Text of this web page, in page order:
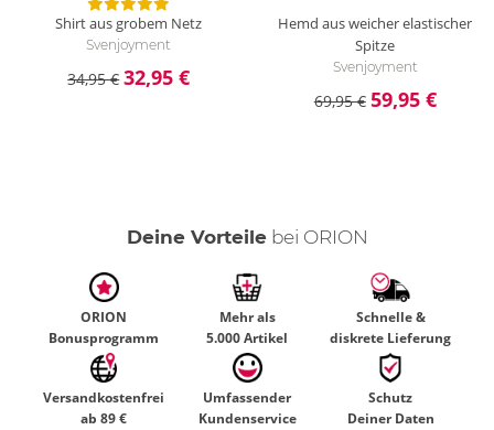
Shirt aus grobem Netz
Svenjoyment
34,95 € 32,95 €
Hemd aus weicher elastischer
Spitze
Svenjoyment
69,95 € 59,95 €
Deine Vorteilebei ORION
ORION
Bonusprogramm
Mehr als
5.000 Artikel
Schnelle &
diskrete Lieferung
Versandkostenfrei
ab 89 €
Umfassender
Kundenservice
Schutz
Deiner Daten